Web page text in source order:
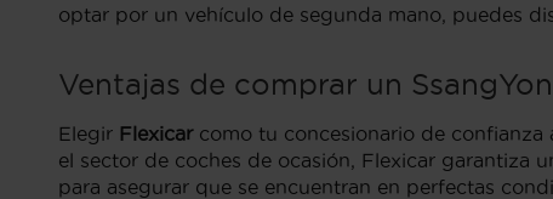
optar por un vehículo de segunda mano, puedes
Ventajas de comprar un
Elegir Flexicarcomo tu concesionario de confianza
el sector de coches de ocasión, Flexicar garantiza
para asegurar que se encuentran en perfectas